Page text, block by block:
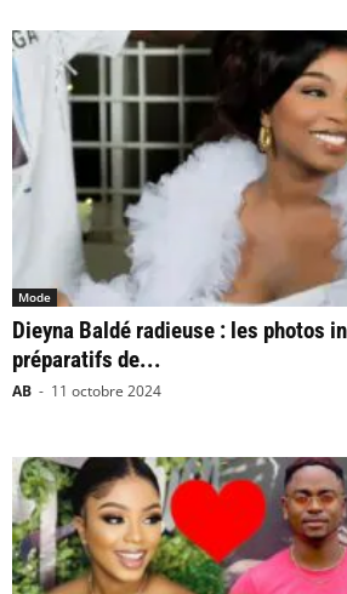
Mode
Dieyna Baldé radieuse : les photos
préparatifs de...
AB - 11 octobre 2024